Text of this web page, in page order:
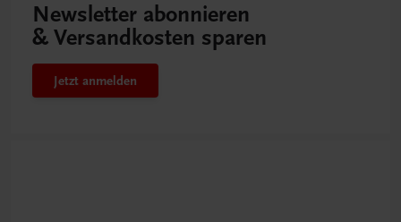
Newsletter abonnieren
& Versandkosten sparen
Jetzt anmelden